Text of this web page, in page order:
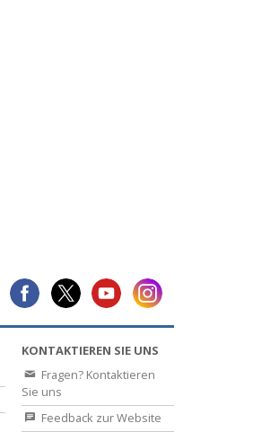
KONTAKTIEREN SIE UNS
Fragen? Kontaktieren
Sie uns
Feedback zur Website